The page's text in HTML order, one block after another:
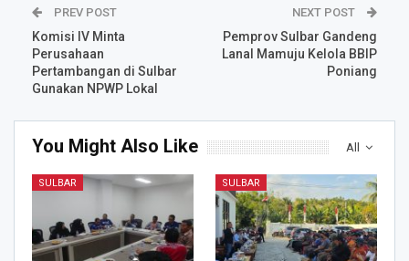
PREV POST
Komisi IV Minta
Perusahaan
Pertambangan di Sulbar
Gunakan NPWP Lokal
NEXT POST
Pemprov Sulbar Gandeng
Lanal Mamuju Kelola BBIP
Poniang
All
You Might Also Like
SULBAR SULBAR